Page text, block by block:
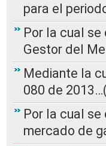
para el
Por la cual
Gestor del
Mediante la
080 de
Por la cual
mercado de